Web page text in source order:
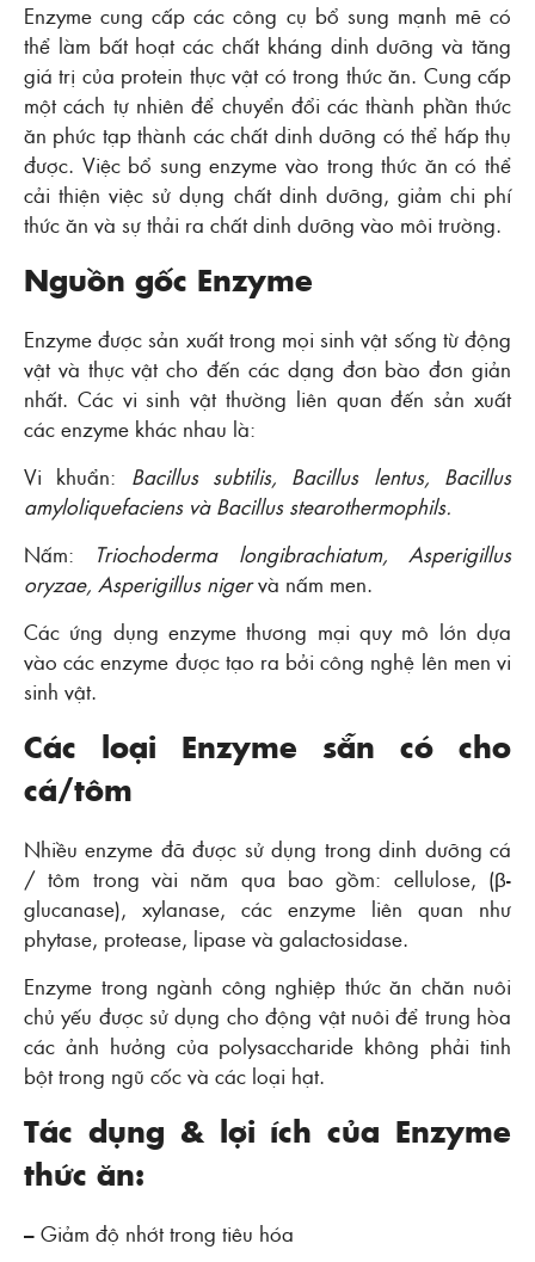
Enzyme cung cấp các công cụ bổ sung mạnh mẽ có
thể làm bất hoạt các chất kháng dinh dưỡng và tăng
giá trị của protein thực vật có trong thức ăn. Cung cấp
một cách tự nhiên để chuyển đổi các thành phần thức
ăn phức tạp thành các chất dinh dưỡng có thể hấp thụ
được. Việc bổ sung enzyme vào trong thức ăn có thể
cải thiện việc sử dụng chất dinh dưỡng, giảm chi phí
thức ăn và sự thải ra chất dinh dưỡng vào môi trường.
Nguồn gốc Enzyme
Enzyme được sản xuất trong mọi sinh vật sống từ động
vật và thực vật cho đến các dạng đơn bào đơn giản
nhất. Các vi sinh vật thường liên quan đến sản xuất
các enzyme khác nhau là:
Vi khuẩn: Bacillus subtilis, Bacillus lentus, Bacillus
amyloliquefaciens và Bacillus stearothermophils.
Nấm:
Triochoderma longibrachiatum, Asperigillus
oryzae, Asperigillus nigervà nấm men.
Các ứng dụng enzyme thương mại quy mô lớn dựa
vào các enzyme được tạo ra bởi công nghệ lên men vi
sinh vật.
Các loại Enzyme sẵn có cho
cá/tôm
Nhiều enzyme đã được sử dụng trong dinh dưỡng cá
/ tôm trong vài năm qua bao gồm: cellulose, (β-
glucanase), xylanase, các enzyme liên quan như
phytase, protease, lipase và galactosidase.
Enzyme trong ngành công nghiệp thức ăn chăn nuôi
chủ yếu được sử dụng cho động vật nuôi để trung hòa
các ảnh hưởng của polysaccharide không phải tinh
bột trong ngũ cốc và các loại hạt.
Tác dụng & lợi ích của Enzyme
thức ăn:
– Giảm độ nhớt trong tiêu hóa